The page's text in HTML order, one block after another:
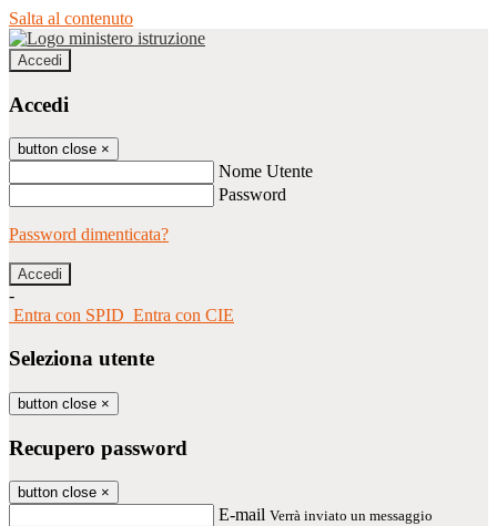
Salta al contenuto
Accedi
Accedi
button close ×
Nome Utente
Password
Password dimenticata?
-
Entra con SPID Entra con CIE
Seleziona utente
button close ×
Recupero password
button close ×
E-mail Verrà inviato un messaggio